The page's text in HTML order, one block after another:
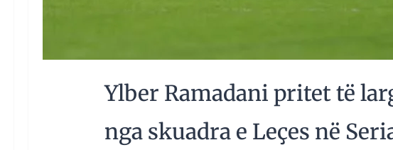
Ylber Ramadani pritet të
nga skuadra e Leçes në